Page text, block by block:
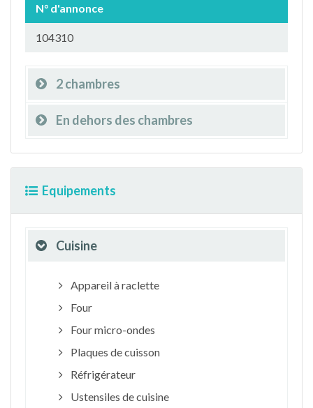
N° d'annonce
104310
2 chambres
En dehors des chambres
Equipements
Cuisine
Appareil à raclette
Four
Four micro-ondes
Plaques de cuisson
Réfrigérateur
Ustensiles de cuisine